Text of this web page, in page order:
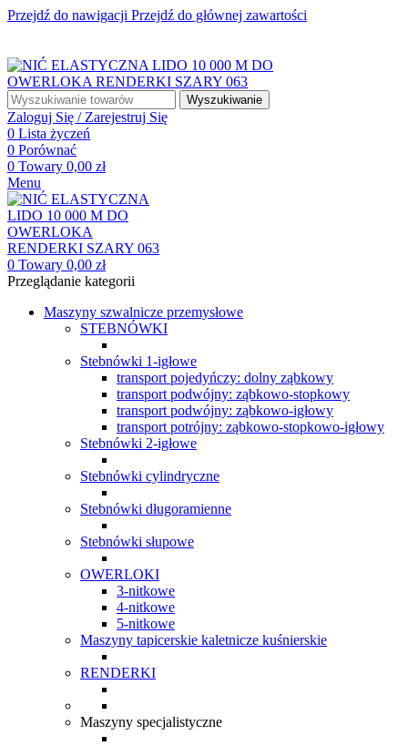
Przejdź do nawigacji Przejdź do głównej zawartości
Wyszukiwanie
Zaloguj Się / Zarejestruj Się
0 Lista życzeń
0 Porównać
0 Towary 0,00 zł
Menu
0 Towary 0,00 zł
Przeglądanie kategorii
Maszyny szwalnicze przemysłowe
STEBNÓWKI
Stebnówki 1-igłowe
transport pojedyńczy: dolny ząbkowy
transport podwójny: ząbkowo-stopkowy
transport podwójny: ząbkowo-igłowy
transport potrójny: ząbkowo-stopkowo-igłowy
Stebnówki 2-igłowe
Stebnówki cylindryczne
Stebnówki długoramienne
Stebnówki słupowe
OWERLOKI
3-nitkowe
4-nitkowe
5-nitkowe
Maszyny tapicerskie kaletnicze kuśnierskie
RENDERKI
Maszyny specjalistyczne